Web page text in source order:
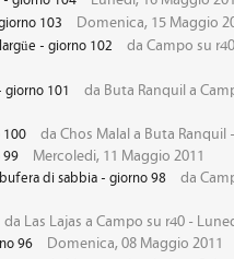
103 Domenica, 15 Maggio
- giorno 102
da Campo su
giorno 101
da Buta Ranquil a
100 da Chos Malal a Buta
99 Mercoledi, 11 Maggio 2011
di sabbia - giorno 98
da
da Las Lajas a Campo su r40 -
96 Domenica, 08 Maggio 2011